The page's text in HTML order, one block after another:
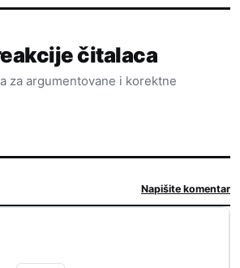
čitalaca
za argumentovane i korektne
Napišite komentar